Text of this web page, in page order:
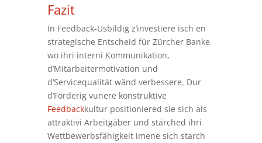
Fazit
In Feedback-Usbildig z’investiere isch en
strategische Entscheid für Zürcher Banke
wo ihri interni Kommunikation,
d’Mitarbeitermotivation und
d’Servicequalität wänd verbessere. Dur
d’Förderig vunere konstruktive
Feedbackkultur positioniered sie sich als
attraktivi Arbeitgäber und stärched ihri
Wettbewerbsfähigkeit imene sich starch